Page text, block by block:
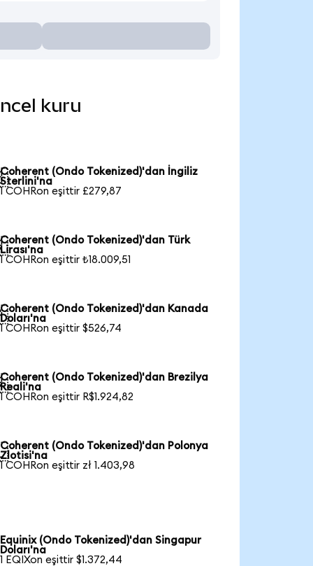
kuru
Coherent (Ondo Tokenized)'dan İngiliz
Sterlini'na
1 COHRon eşittir £279,87
Coherent (Ondo Tokenized)'dan Türk
Lirası'na
1 COHRon eşittir ₺18.009,51
Coherent (Ondo Tokenized)'dan Kanada
Doları'na
1 COHRon eşittir $526,74
Coherent (Ondo Tokenized)'dan Brezilya
Reali'na
1 COHRon eşittir R$1.924,82
Coherent (Ondo Tokenized)'dan Polonya
Zlotisi'na
1 COHRon eşittir zł 1.403,98
Equinix (Ondo Tokenized)'dan Singapur
Doları'na
1 EQIXon eşittir $1.372,44